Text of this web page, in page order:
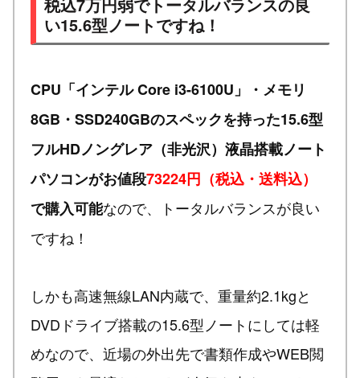
い15.6型ノートですね！
CPU「インテル Core i3-6100U」・メモリ
8GB・SSD240GBのスペックを持った15.6型
フルHDノングレア（非光沢）液晶搭載ノート
パソコンがお値段73224円（税込・送料込）
で購入可能なので、トータルバランスが良い
ですね！
しかも高速無線LAN内蔵で、重量約2.1kgと
DVDドライブ搭載の15.6型ノートにしては軽
めなので、近場の外出先で書類作成やWEB閲